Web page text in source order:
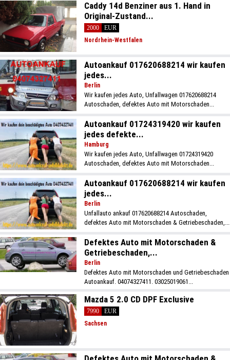
Caddy 14d Benziner aus 1. Hand in
Original-Zustand...
2000
EUR
Nordrhein-Westfalen
Autoankauf 017620688214 wir kaufen
jedes...
Berlin
Wir kaufen jedes Auto, Unfallwagen 017620688214
Autoschaden, defektes Auto mit Motorschaden...
Autoankauf 01724319420 wir kaufen
jedes defekte...
Hamburg
Wir kaufen jedes Auto, Unfallwagen 01724319420
Autoschaden, defektes Auto mit Motorschaden...
Autoankauf 017620688214 wir kaufen
jedes...
Berlin
Unfallauto ankauf 017620688214 Autoschaden,
defektes Auto mit Motorschaden & Getriebeschaden,...
Defektes Auto mit Motorschaden &
Getriebeschaden,...
Berlin
Defektes Auto mit Motorschaden und Getriebeschaden
Autoankauf. 04074327411. 03025019061...
Mazda 5 2.0 CD DPF Exclusive
7990
EUR
Sachsen